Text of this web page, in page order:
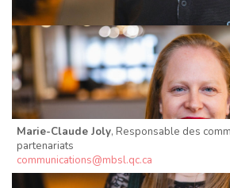
Marie-Claude Joly, Responsable des
partenariats
communications@mbsl.qc.ca